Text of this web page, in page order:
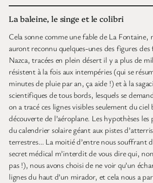
La baleine, le singe et le colibri
Cela sonne comme une fable de La Fontaine,
auront reconnu quelques-unes des figures des
Nazca, tracées en plein désert il y a plus de
résistent à la fois aux intempéries (qui se
minutes de pluie par an, ça aide !) et à la
scientifiques de tous bords, lesquels se
on a tracé ces lignes visibles seulement du ciel
découverte de l’aéroplane. Les hypothèses les
du calendrier solaire géant aux pistes
terrestres… La moitié d’entre nous souffrant
secret médical m’interdit de vous dire qui,
pas !), nous avons choisi de ne voir qu’un
lignes du haut d’un mirador, et cela nous a